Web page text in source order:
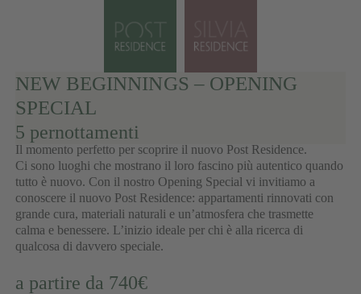
NEW BEGINNINGS – OPENING
SPECIAL
5 pernottamenti
Il momento perfetto per scoprire il nuovo Post Residence.
Ci sono luoghi che mostrano il loro fascino più autentico quando
tutto è nuovo. Con il nostro Opening Special vi invitiamo a
conoscere il nuovo Post Residence: appartamenti rinnovati con
grande cura, materiali naturali e un’atmosfera che trasmette
calma e benessere. L’inizio ideale per chi è alla ricerca di
qualcosa di davvero speciale.
a partire da 740€